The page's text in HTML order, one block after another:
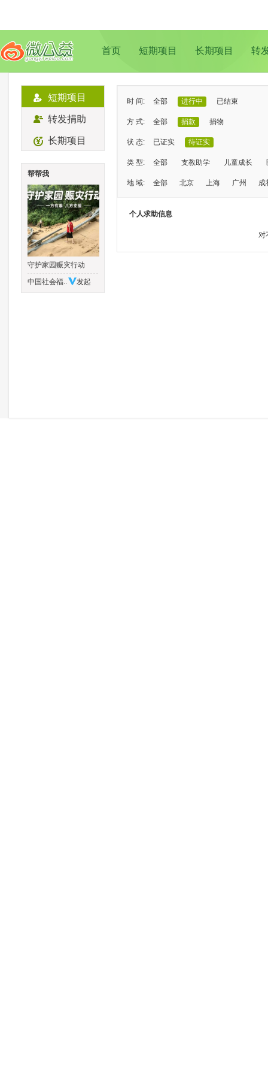
首页 短期项目 长期项目 转
短期项目
转发捐助
长期项目
帮帮我
守护家园赈灾行动
中国社会福..
发起
时 间: 全部 进行中 已结束
方 式: 全部 捐款 捐物
状 态: 已证实 待证实
类 型: 全部 支教助学 儿童成长
地 域: 全部 北京 上海 广州 成
个人求助信息
对